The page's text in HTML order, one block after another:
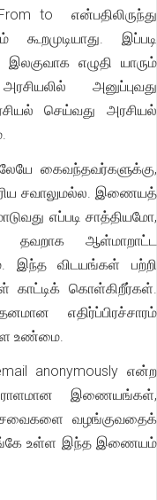
to என்பதிலிருந்து
கூறமுடியாது. இப்படி
எழுதி யாரும்
அனுப்புவது
செய்வது அரசியல்
கைவந்தவர்களுக்கு,
சவாலுமல்ல. இணையத்
எப்படி சாத்தியமோ,
தவறாக ஆள்மாறாட்ட
இந்த விடயங்கள் பற்றி
காட்டிக் கொள்கிறீர்கள்.
எதிர்ப்பிரச்சாரம்
உண்மை.
anonymously என்ற
இணையங்கள்,
வழங்குவதைக்
உள்ள இந்த இணையம்